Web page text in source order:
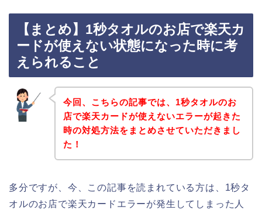
【まとめ】1秒タオルのお店で楽天カ
ードが使えない状態になった時に考
えられること
今回、こちらの記事では、1秒タオルのお
店で楽天カードが使えないエラーが起きた
時の対処方法をまとめさせていただきまし
た！
多分ですが、今、この記事を読まれている方は、1秒タ
オルのお店で楽天カードエラーが発生してしまった人